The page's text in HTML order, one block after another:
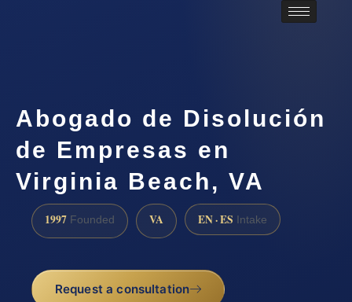
Abogado de Disolución
de Empresas en
Virginia Beach, VA
1997 Founded VA EN · ES Intake
Request a consultation